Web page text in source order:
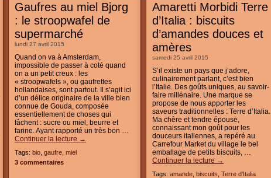
Gaufres au miel Bjorg
: le stroopwafel de
supermarché
lundi 27 avril 2015
Quand on va à Amsterdam,
impossible de passer à coté quand
on a un petit creux : les
« stroopwafels », ou gaufrettes
hollandaises, sont partout. Il s’agit ici
d’un délice originaire de la ville bien
connue de Gouda, composée
essentiellement de choses qui
fâchent : sucre ou miel, beurre et
farine. Ayant rapporté un très bon …
Continuer la lecture →
Tags: bio gaufre miel
3 commentaires
Amaretti Morbidi Terre
d’Italia : biscuits
d’amandes douces et
amères
samedi 25 avril 2015
S’il existe un pays que j’adore,
culinairement parlant, c’est bien
l’Italie. Des goûts uniques, au savoir-
faire millénaire. Une marque se
propose de nous apporter les
saveurs traditionnelles : Terre d’Italia.
Ma chère et tendre épouse,
connaissant mon goût pour les
douceurs italiennes, a repéré au
Carrefour Market du village le bel
emballage de petits biscuits, …
Continuer la lecture →
Tags: amande biscuits Terre d'Italia